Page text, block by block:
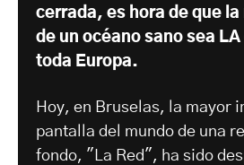
cerrada, es hora de que
de un océano sano sea
toda Europa.
Hoy, en Bruselas, la mayor
pantalla del mundo de una
fondo, "La Red", ha sido